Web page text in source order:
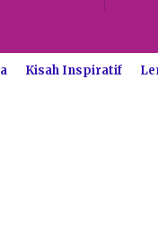
Kisah Inspiratif